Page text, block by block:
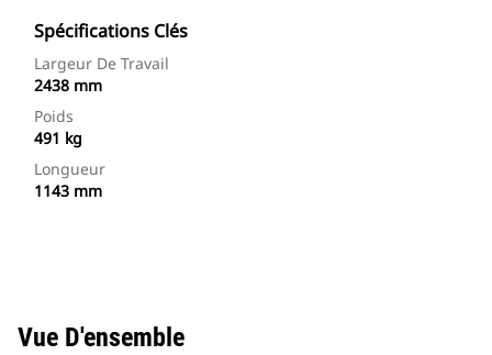
Spécifications Clés
Largeur De Travail
2438 mm
Poids
491 kg
Longueur
1143 mm
Vue D'ensemble